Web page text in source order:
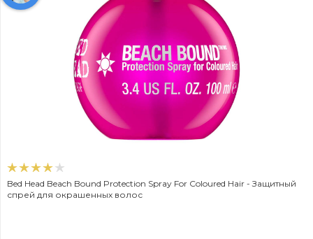
Bed Head Beach Bound Protection Spray For Coloured Hair - Защитный
спрей для окрашенных волос